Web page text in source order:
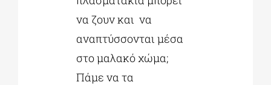
να ζουν και να
αναπτύσσονται μέσα
στο μαλακό χώμα;
Πάμε να τα